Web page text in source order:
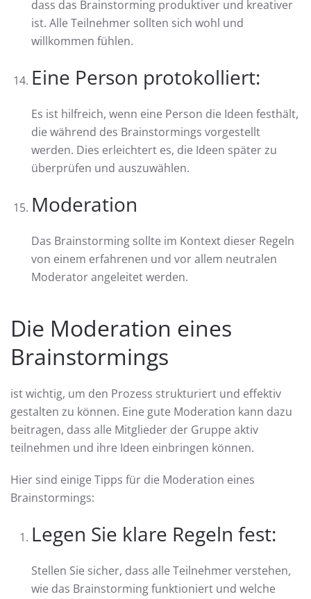
dass das Brainstorming produktiver und kreativer
ist. Alle Teilnehmer sollten sich wohl und
willkommen fühlen.
Eine Person protokolliert:
Es ist hilfreich, wenn eine Person die Ideen festhält,
die während des Brainstormings vorgestellt
werden. Dies erleichtert es, die Ideen später zu
überprüfen und auszuwählen.
Moderation
Das Brainstorming sollte im Kontext dieser Regeln
von einem erfahrenen und vor allem neutralen
Moderator angeleitet werden.
Die Moderation eines
Brainstormings
ist wichtig, um den Prozess strukturiert und effektiv
gestalten zu können. Eine gute Moderation kann dazu
beitragen, dass alle Mitglieder der Gruppe aktiv
teilnehmen und ihre Ideen einbringen können.
Hier sind einige Tipps für die Moderation eines
Brainstormings:
Legen Sie klare Regeln fest:
Stellen Sie sicher, dass alle Teilnehmer verstehen,
wie das Brainstorming funktioniert und welche